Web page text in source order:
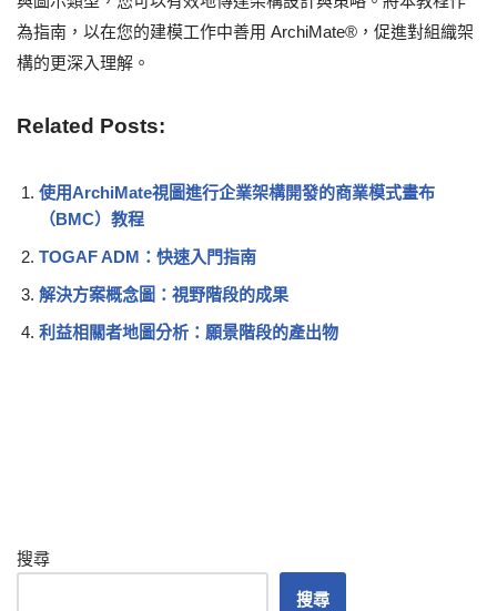
為指南，以在您的建模工作中善用 ArchiMate®，促進對組織架
構的更深入理解。
Related Posts:
使用ArchiMate視圖進行企業架構開發的商業模式畫布
（BMC）教程
TOGAF ADM：快速入門指南
解決方案概念圖：視野階段的成果
利益相關者地圖分析：願景階段的產出物
搜尋
搜尋